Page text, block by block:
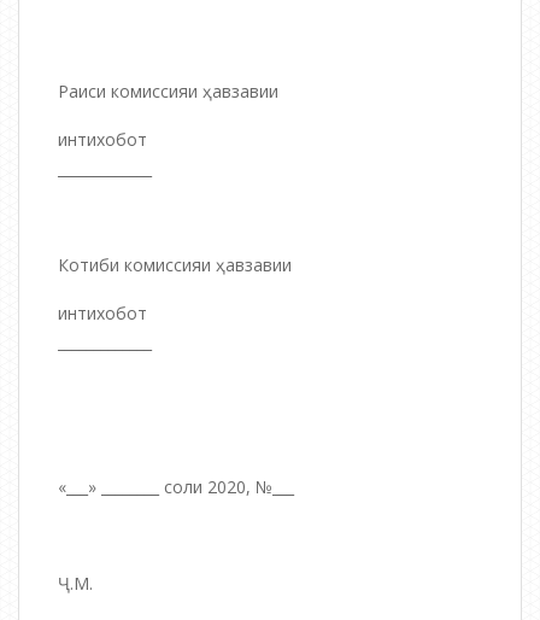
Раиси комиссияи ҳавзавии
интихобот
Котиби комиссияи ҳавзавии
интихобот
«___» ________ соли 2020, №___
Ҷ.М.